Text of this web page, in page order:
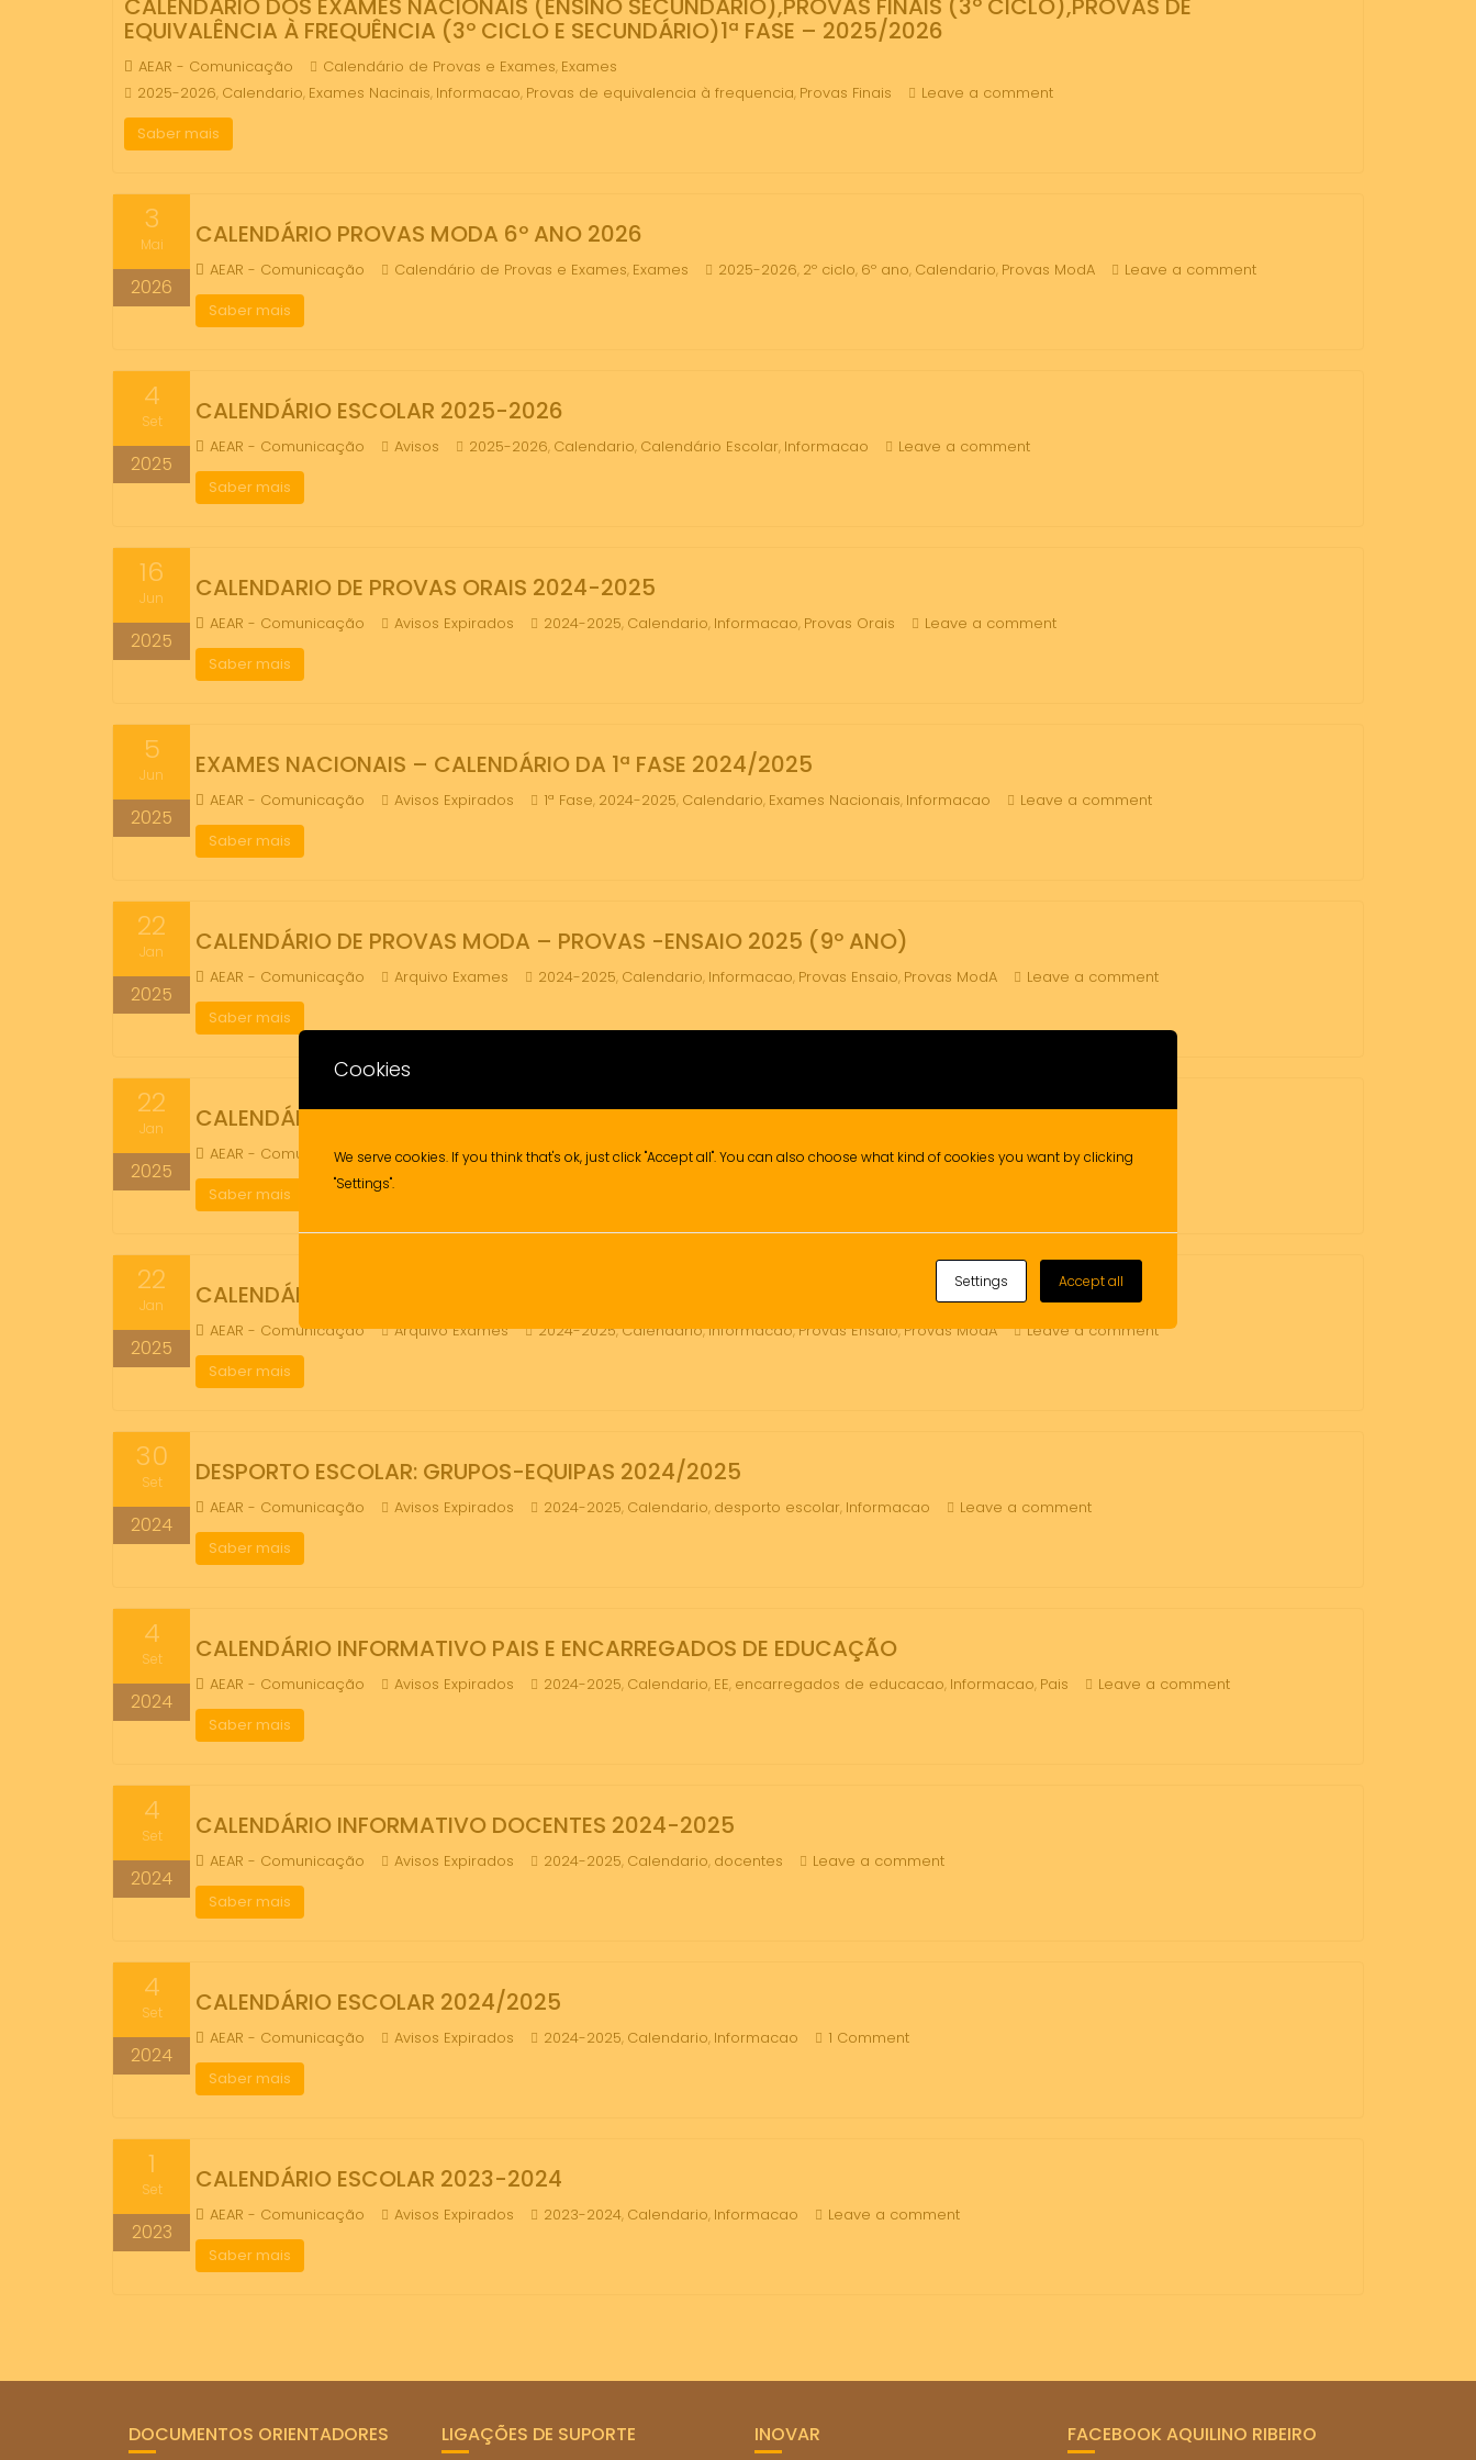
CALENDÁRIO DOS EXAMES NACIONAIS (ENSINO SECUNDÁRIO),PROVAS FINAIS (3º CICLO),PROVAS DE
EQUIVALÊNCIA À FREQUÊNCIA (3º CICLO E SECUNDÁRIO)1ª FASE – 2025/2026
AEAR - Comunicação Calendário de Provas e Exames, Exames
2025-2026, Calendario, Exames Nacinais, Informacao, Provas de equivalencia à frequencia, Provas Finais
Leave a comment
Saber mais
3
Mai
2026
CALENDÁRIO PROVAS MODA 6º ANO 2026
AEAR - Comunicação Calendário de Provas e Exames, Exames 2025-2026, 2º ciclo, 6º ano, Calendario, Provas ModA
Leave a comment
Saber mais
4
Set
2025
CALENDÁRIO ESCOLAR 2025-2026
AEAR - Comunicação Avisos 2025-2026, Calendario, Calendário Escolar, Informacao
Leave a comment
Saber mais
16
Jun
2025
CALENDARIO DE PROVAS ORAIS 2024-2025
AEAR - Comunicação Avisos Expirados 2024-2025, Calendario, Informacao, Provas Orais
Leave a comment
Saber mais
5
Jun
2025
EXAMES NACIONAIS – CALENDÁRIO DA 1ª FASE 2024/2025
AEAR - Comunicação Avisos Expirados 1ª Fase, 2024-2025, Calendario, Exames Nacionais, Informacao
Leave a comment
Saber mais
22
Jan
2025
CALENDÁRIO DE PROVAS MODA – PROVAS -ENSAIO 2025 (9º ANO)
AEAR - Comunicação Arquivo Exames 2024-2025, Calendario, Informacao, Provas Ensaio, Provas ModA
Leave a comment
Saber mais
22
Jan
2025
CALENDÁRIO DE PROVAS MODA – PROVAS -ENSAIO 2025 (6º ANO)
AEAR - Comunicação Arquivo Exames 2024-2025,Calendario,Informacao,Provas Ensaio ,Provas ModA
Leave a comment
Saber mais
22
Jan
2025
CALENDÁRIO DE PROVAS MODA – PROVAS -ENSAIO 2025 (4º ANO)
AEAR - Comunicação Arquivo Exames 2024-2025,Calendario,Informacao,Provas Ensaio,Provas ModA
Leave a comment
Saber mais
30
Set
2024
DESPORTO ESCOLAR: GRUPOS-EQUIPAS 2024/2025
AEAR - Comunicação Avisos Expirados 2024-2025, Calendario, desporto escolar, Informacao
Leave a comment
Saber mais
4
Set
2024
CALENDÁRIO INFORMATIVO PAIS E ENCARREGADOS DE EDUCAÇÃO
AEAR - Comunicação Avisos Expirados 2024-2025, Calendario, EE, encarregados de educacao, Informacao, Pais
Leave a comment
Saber mais
4
Set
2024
CALENDÁRIO INFORMATIVO DOCENTES 2024-2025
AEAR - Comunicação Avisos Expirados 2024-2025, Calendario, docentes
Leave a comment
Saber mais
4
Set
2024
CALENDÁRIO ESCOLAR 2024/2025
AEAR - Comunicação Avisos Expirados 2024-2025, Calendario, Informacao
1 Comment
Saber mais
1
Set
2023
CALENDÁRIO ESCOLAR 2023-2024
AEAR - Comunicação Avisos Expirados 2023-2024, Calendario, Informacao
Leave a comment
Saber mais
DOCUMENTOS ORIENTADORES LIGAÇÕES DE SUPORTE INOVAR FACEBOOK AQUILINO RIBEIRO
Cookies
We serve cookies. If you think that's ok, just click "Accept all". You can also choose what kind of cookies you want by clicking
"Settings".
Settings Accept all